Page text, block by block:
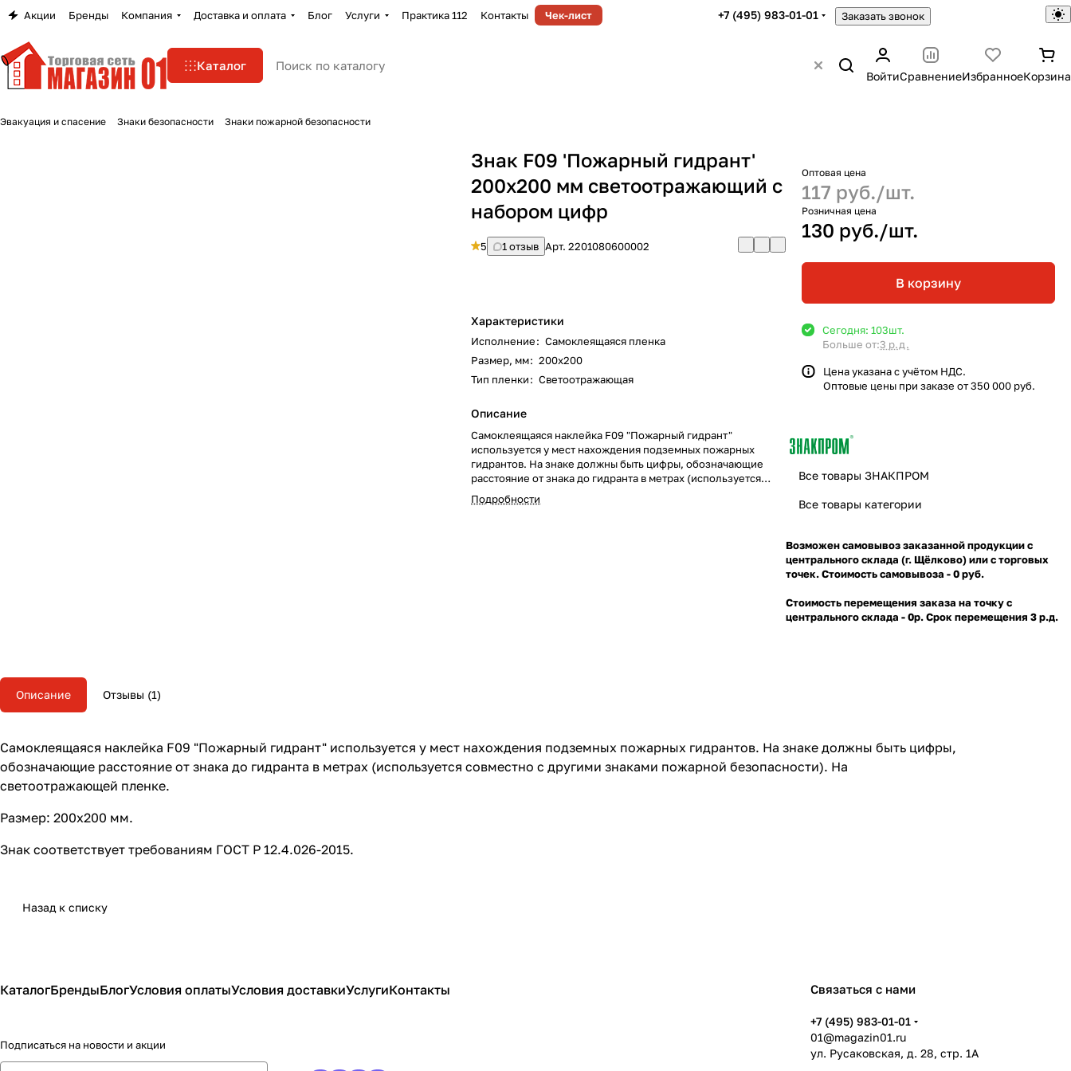
Акции Бренды Компания Доставка и оплата Блог Услуги Практика 112 Контакты Чек-лист +7 (495) 983-01-01 Заказать звонок
Каталог
ВойтиСравнениеИзбранноеКорзина
Эвакуация и спасение Знаки безопасности Знаки пожарной безопасности
Знак F09 'Пожарный гидрант'
200х200 мм светоотражающий с
набором цифр
5 1 отзыв Арт.2201080600002
Характеристики
Исполнение: Самоклеящаяся пленка
Размер, мм: 200х200
Тип пленки: Светоотражающая
Описание
Самоклеящаяся наклейка F09 "Пожарный гидрант"
используется у мест нахождения подземных пожарных
гидрантов. На знаке должны быть цифры, обозначающие
расстояние от знака до гидранта в метрах (используется
совместно с другими знаками пожарной безопасности).
Подробности
Оптовая цена
117 руб./шт.
Розничная цена
130 руб./шт.
В корзину
Сегодня: 103шт.
Больше от:3 р.д.
Цена указана с учётом НДС.
Оптовые цены при заказе от 350 000 руб.
Все товары ЗНАКПРОМ
Все товары категории
Возможен самовывоз заказанной продукции с
центрального склада (г. Щёлково) или с торговых
точек. Стоимость самовывоза - 0 руб.
Стоимость перемещения заказа на точку с
центрального склада - 0р. Срок перемещения 3 р.д.
Описание Отзывы 1
Самоклеящаяся наклейка F09 "Пожарный гидрант" используется у мест нахождения подземных пожарных гидрантов. На знаке должны быть цифры,
обозначающие расстояние от знака до гидранта в метрах (используется совместно с другими знаками пожарной безопасности). На
светоотражающей пленке.
Размер: 200х200 мм.
Знак соответствует требованиям ГОСТ Р 12.4.026-2015.
Назад к списку
КаталогБрендыБлогУсловия оплатыУсловия доставкиУслугиКонтакты
Подписаться на новости и акции
Связаться с нами
+7 (495) 983-01-01
01@magazin01.ru
ул. Русаковская, д. 28, стр. 1А